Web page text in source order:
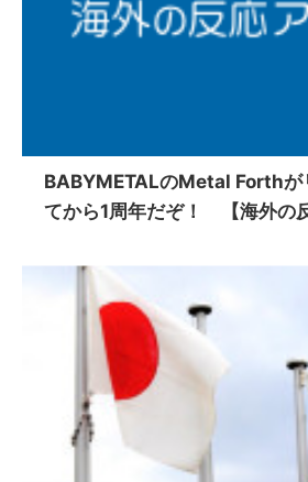
BABYMETALのMetal Forthが
てから1周年だぞ！ 【海外の反